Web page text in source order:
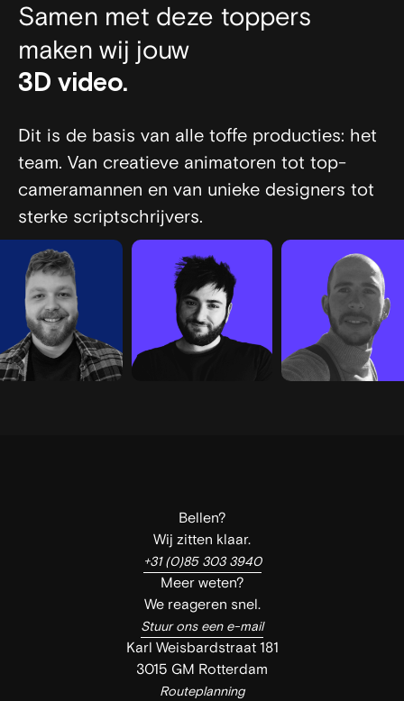
Samen met deze toppers
maken wij jouw
animatie.
video.
3D video.
Dit is de basis van alle toffe producties: het
team. Van creatieve animatoren tot top-
cameramannen en van unieke designers tot
sterke scriptschrijvers.
Bellen?
Wij zitten klaar.
+31 (0)85 303 3940
Meer weten?
We reageren snel.
Stuur ons een e-mail
Karl Weisbardstraat 181
3015 GM Rotterdam
Routeplanning